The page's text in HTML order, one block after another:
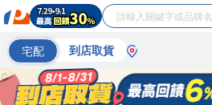
宅配 到店取貨